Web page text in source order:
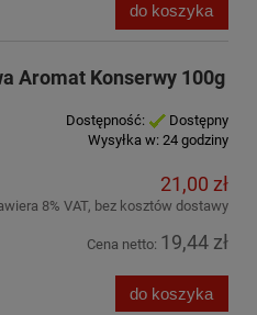
do koszyka
Aromat Konserwy 100g
Dostępność:
Dostępny
Wysyłka w: 24 godziny
21,00 zł
8% VAT, bez kosztów dostawy
Cena netto: 19,44 zł
do koszyka